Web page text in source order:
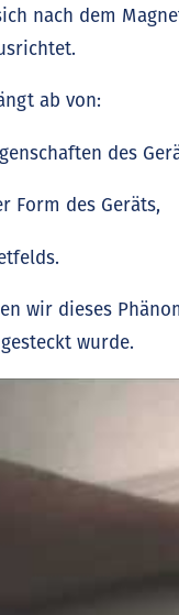
nach dem
ab von:
des
Form des Geräts,
wir dieses
wurde.